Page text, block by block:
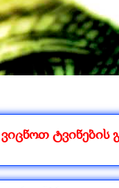
ტვინების